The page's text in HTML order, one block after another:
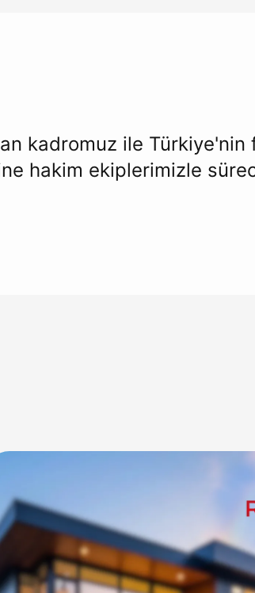
kadromuz ile Türkiye'nin
hakim ekiplerimizle